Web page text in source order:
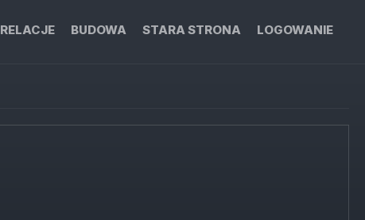
RELACJE BUDOWA STARA STRONA LOGOWANIE